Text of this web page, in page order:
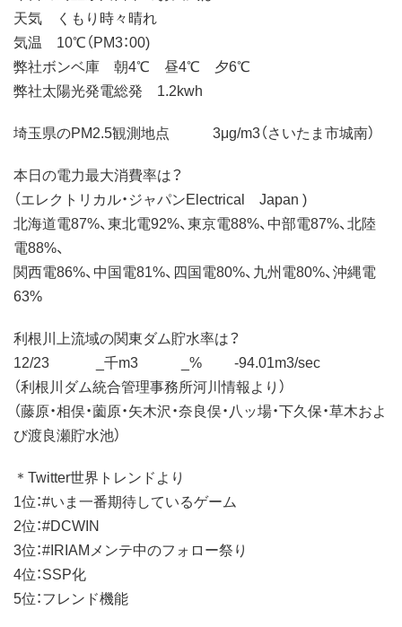
天気 くもり時々晴れ
気温 10℃（PM3：00)
弊社ボンベ庫 朝4℃ 昼4℃ 夕6℃
弊社太陽光発電総発 1.2kwh
埼玉県のPM2.5観測地点 3μg/m3（さいたま市城南）
本日の電力最大消費率は？
（エレクトリカル・ジャパンElectrical Japan )
北海道電87%、東北電92%、東京電88%、中部電87%、北陸
電88%、
関西電86%、中国電81%、四国電80%、九州電80%、沖縄電
63%
利根川上流域の関東ダム貯水率は？
12/23 _千m3 _% -94.01m3/sec
（利根川ダム統合管理事務所河川情報より）
（藤原・相俣・薗原・矢木沢・奈良俣・八ッ場・下久保・草木およ
び渡良瀬貯水池）
＊Twitter世界トレンドより
1位：#いま一番期待しているゲーム
2位：#DCWIN
3位：#IRIAMメンテ中のフォロー祭り
4位：SSP化
5位：フレンド機能